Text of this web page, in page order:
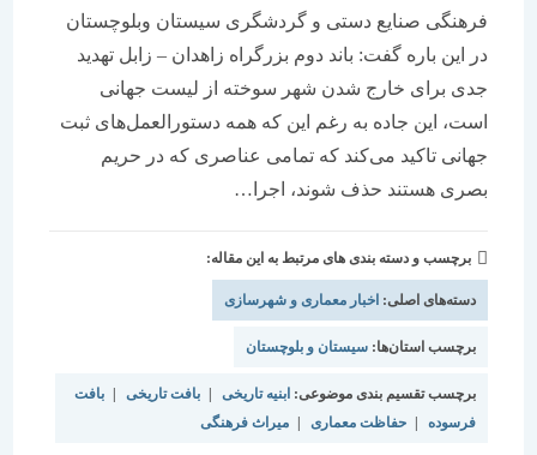
فرهنگی صنایع دستی و گردشگری سیستان وبلوچستان
در این باره گفت: باند دوم بزرگراه زاهدان – زابل تهدید
جدی برای خارج شدن شهر سوخته از لیست جهانی
است، این جاده به رغم این که همه دستورالعمل‌های ثبت
جهانی تاکید می‌کند که تمامی عناصری که در حریم
بصری هستند حذف شوند، اجرا…
برچسب و دسته بندی های مرتبط به این مقاله:
دسته‌های اصلی:اخبار معماری و شهرسازی
برچسب استان‌ها:سیستان و بلوچستان
برچسب تقسیم بندی موضوعی:ابنیه تاریخی | بافت تاریخی | بافت
فرسوده | حفاظت معماری | میراث فرهنگی